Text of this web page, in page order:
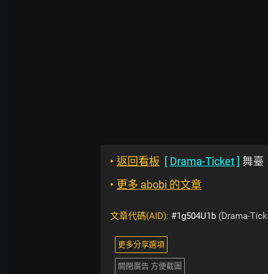
‣ 返回看板 [ Drama-Ticket] 舞臺
‣ 更多 abobi 的文章
文章代碼(AID): #1g504U1b (Drama-
更多分享選項
關閉廣告 方便截圖